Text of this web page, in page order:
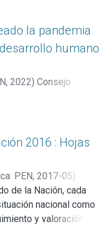
la pandemia
humano
, 2022) Consejo
(Costa Rica).
2016 : Hojas
PEN, 2017-05)
Rectores (Costa Rica).
la Nación
de la Nación, cada
nacional como
y valoración del
del país.